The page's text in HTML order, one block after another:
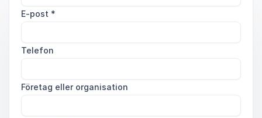
E-post *
Telefon
Företag eller organisation